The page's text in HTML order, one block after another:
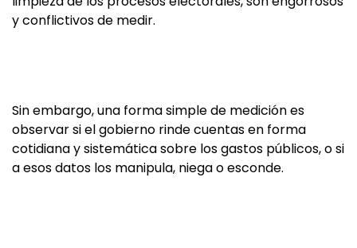
y conflictivos de medir.
Sin embargo, una forma simple de medición es
observar si el gobierno rinde cuentas en forma
cotidiana y sistemática sobre los gastos públicos, o si
a esos datos los manipula, niega o esconde.